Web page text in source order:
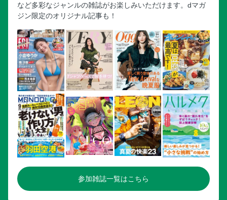
綱島理友のプロ野球ユニフォーム物語
廣岡達朗 「やれ」と言える信念
など多彩なジャンルの雑誌がお楽しみいただけます。dマガ
ジン限定のオリジナル記事も！
参加雑誌一覧はこちら